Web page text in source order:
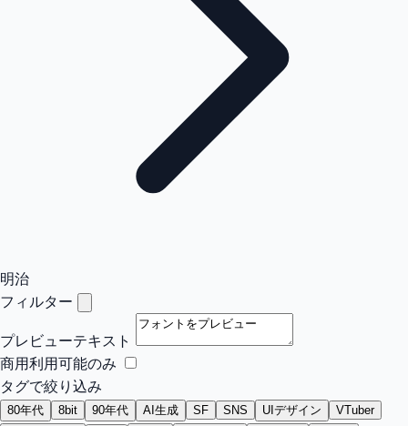
明治
フィルター
プレビューテキスト
商用利用可能のみ
タグで絞り込み
80年代 8bit 90年代 AI生成 SF SNS UIデザイン
VTuber